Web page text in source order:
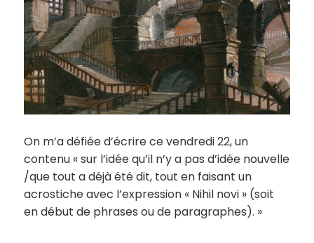
On m’a défiée d’écrire ce vendredi 22, un
contenu « sur l’idée qu’il n’y a pas d’idée nouvelle
/que tout a déjà été dit, tout en faisant un
acrostiche avec l’expression « Nihil novi » (soit
en début de phrases ou de paragraphes). »